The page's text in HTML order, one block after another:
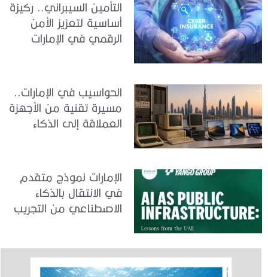
التأمين السيبراني.. ركيزة
أساسية لتعزيز الأمن
الرقمي في الإمارات
الحواسيب في الإمارات..
مسيرة تقنية من الأجهزة
العملاقة إلى الذكاء
الإمارات نموذج متقدم
في الانتقال بالذكاء
الاصطناعي من التجريب